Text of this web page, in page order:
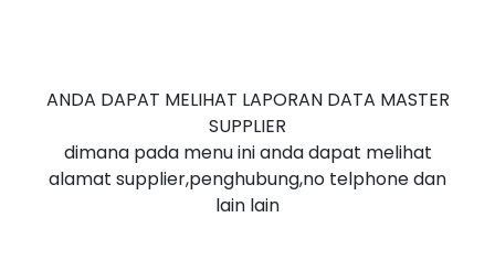
ANDA DAPAT MELIHAT LAPORAN DATA MASTER
SUPPLIER
dimana pada menu ini anda dapat melihat
alamat supplier,penghubung,no telphone dan
lain lain